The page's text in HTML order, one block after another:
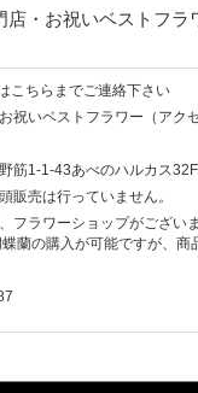
店・お祝いベストフラ
こちらまでご連絡下さい
祝いベストフラワー（アク
筋1-1-43あべのハルカス32F
販売は行っていません。
フラワーショップがござい
蘭の購入が可能ですが、商